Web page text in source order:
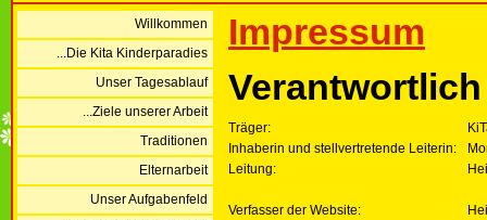
Willkommen
...Die Kita Kinderparadies
Unser Tagesablauf
...Ziele unserer Arbeit
Traditionen
Elternarbeit
Unser Aufgabenfeld
Impressum
Träger:
Inhaberin und stellvertretende Leiterin:
Leitung:
Verfasser der Website: